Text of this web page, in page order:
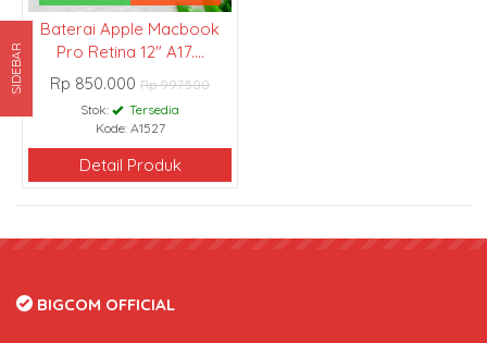
Baterai Apple Macbook
Pro Retina 12" A17....
Rp 850.000 Rp 997.500
Stok:
Tersedia
Kode: A1527
Detail Produk
SIDEBAR
BIGCOM OFFICIAL